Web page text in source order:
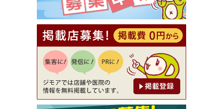
【ジモア読者特典2】コース 3,500円→3,000円（料
理5品+2時間飲み放題）（創作イタリアン Pia Cu
ore（ピアクオーレ））
[有効期限]2026年9月30日
【ジモア読者特典1】料理全品20％OFF ※18時以
降（創作イタリアン Pia Cuore（ピアクオーレ））
[有効期限]2026年9月30日
【ジモア限定②】初回割引 特価 鼻毛脱毛 半額 2,2
00円⇒1,100円（メンズ専門ワックス脱毛サロン Mi
ckle（ミックル））
[有効期限]2026年9月30日